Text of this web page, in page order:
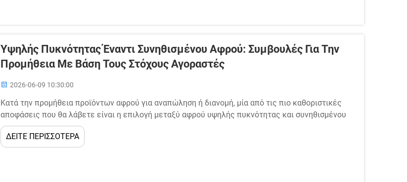
Υψηλής Πυκνότητας Έναντι Συνηθισμένου Αφρού: Συμβουλές Για Την
Προμήθεια Με Βάση Τους Στόχους Αγοραστές
2026-06-09 10:30:00
Κατά την προμήθεια προϊόντων αφρού για αναπώληση ή διανομή, μία από τις πιο καθοριστικές
αποφάσεις που θα λάβετε είναι η επιλογή μεταξύ αφρού υψηλής πυκνότητας και συνηθισμένου
αφρού. Αυτή η επιλογή δεν αφορά απλώς τις προδιαγραφές του προϊόντος — επηρεάζει άμεσα...
ΔΕΙΤΕ ΠΕΡΙΣΣΟΤΕΡΑ